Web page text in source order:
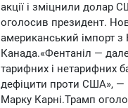
акції і зміцнили долар
оголосив президент.
американський імпорт
Канада.«Фентаніл —
тарифних і нетарифних
дефіцити проти США», —
Марку Карні.Трамп